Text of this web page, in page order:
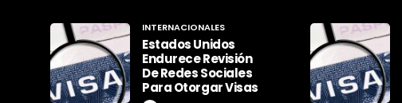
INTERNACIONALES
Estados Unidos
Endurece Revisión
De Redes Sociales
Para Otorgar Visas